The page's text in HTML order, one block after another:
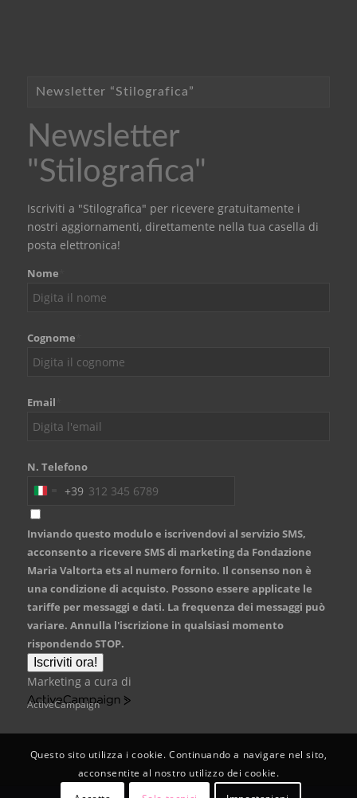
Newsletter “Stilografica”
Newsletter
"Stilografica"
Iscriviti a "Stilografica" per ricevere gratuitamente i
nostri aggiornamenti, direttamente nella tua casella di
posta elettronica!
Nome
Cognome
Email
N. Telefono
Italy
+39
+39
Inviando questo modulo e iscrivendovi al servizio SMS,
acconsento a ricevere SMS di marketing da Fondazione
Maria Valtorta ets al numero fornito. Il consenso non è
una condizione di acquisto. Possono essere applicate le
tariffe per messaggi e dati. La frequenza dei messaggi può
variare. Annulla l'iscrizione in qualsiasi momento
rispondendo STOP.
Iscriviti ora!
Marketing a cura di
ActiveCampaign
Questo sito utilizza i cookie. Continuando a navigare nel sito,
acconsentite al nostro utilizzo dei cookie.